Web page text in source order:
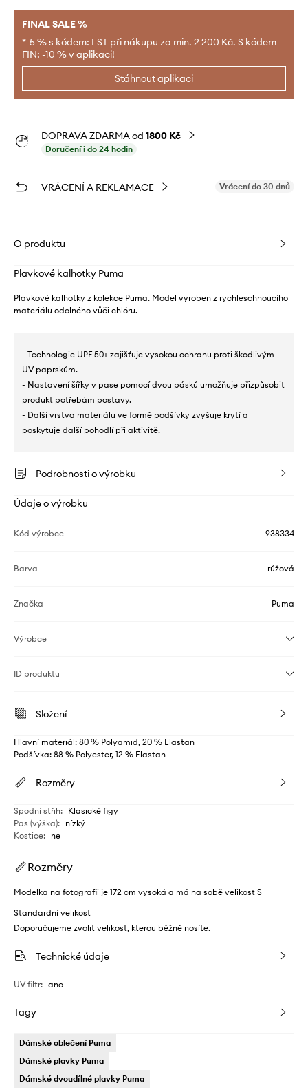
FINAL SALE %
*-5 % s kódem: LST při nákupu za min. 2 200 Kč. S kódem
FIN: -10 % v aplikaci!
Stáhnout aplikaci
DOPRAVA ZDARMA od 1800 Kč
Doručení i do 24 hodin
VRÁCENÍ A REKLAMACE Vrácení do 30 dnů
O produktu
Plavkové kalhotky Puma
Plavkové kalhotky z kolekce Puma. Model vyroben z rychleschnoucího
materiálu odolného vůči chlóru.
- Technologie UPF 50+ zajišťuje vysokou ochranu proti škodlivým
UV paprskům.
- Nastavení šířky v pase pomocí dvou pásků umožňuje přizpůsobit
produkt potřebám postavy.
- Další vrstva materiálu ve formě podšívky zvyšuje krytí a
poskytuje další pohodlí při aktivitě.
Podrobnosti o výrobku
Údaje o výrobku
Kód výrobce 938334
Barva růžová
Značka Puma
Výrobce
ID produktu
Složení
Hlavní materiál: 80 % Polyamid, 20 % Elastan
Podšívka: 88 % Polyester, 12 % Elastan
Rozměry
Spodní střih: Klasické figy
Pas (výška): nízký
Kostice: ne
Rozměry
Modelka na fotografii je 172 cm vysoká a má na sobě velikost S
Standardní velikost
Doporučujeme zvolit velikost, kterou běžně nosíte.
Technické údaje
UV filtr: ano
Tagy
Dámské oblečení Puma
Dámské plavky Puma
Dámské dvoudílné plavky Puma